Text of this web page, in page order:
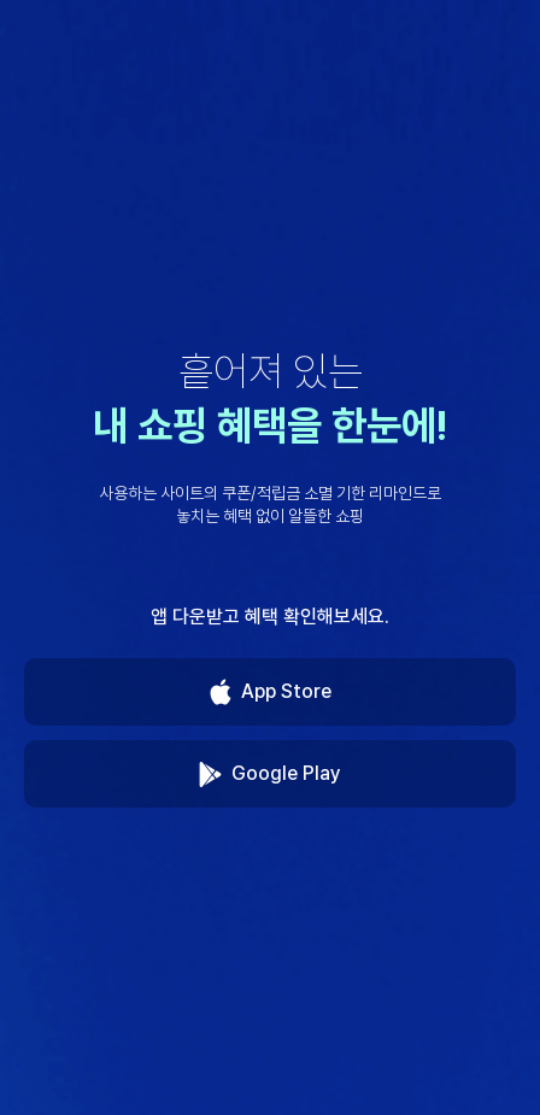
흩어져 있는
내 쇼핑 혜택을 한눈에!
사용하는 사이트의 쿠폰/적립금 소멸 기한 리마인드로
놓치는 혜택 없이 알뜰한 쇼핑
앱 다운받고 혜택 확인해보세요.
App Store
Google Play